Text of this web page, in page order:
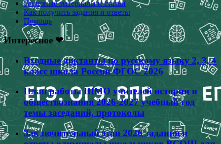
Полезные материалы и статьи
Как получить задания и ответы
Помощь
Интересное ❤
Входные диктанты по русскому языку 2, 3, 4
класс школа России ФГОС 2026
План работы ШМО учителей истории и
обществознания 2026-2027 учебный год
темы заседаний, протоколы
Заключительный этап 2026 задания и